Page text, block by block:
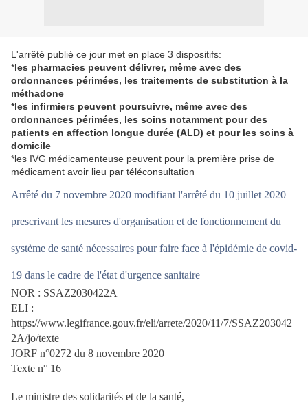
L'arrêté publié ce jour met en place 3 dispositifs:
*les pharmacies peuvent délivrer, même avec des
ordonnances périmées, les traitements de substitution à la
méthadone
*les infirmiers peuvent poursuivre, même avec des
ordonnances périmées, les soins notamment pour des
patients en affection longue durée (ALD) et pour les soins à
domicile
*les IVG médicamenteuse peuvent pour la première prise de
médicament avoir lieu par téléconsultation
Arrêté du 7 novembre 2020 modifiant l'arrêté du 10 juillet 2020
prescrivant les mesures d'organisation et de fonctionnement du
système de santé nécessaires pour faire face à l'épidémie de covid-
19 dans le cadre de l'état d'urgence sanitaire
NOR : SSAZ2030422A
ELI :
https://www.legifrance.gouv.fr/eli/arrete/2020/11/7/SSAZ203042
2A/jo/texte
JORF n°0272 du 8 novembre 2020
Texte n° 16
Le ministre des solidarités et de la santé,